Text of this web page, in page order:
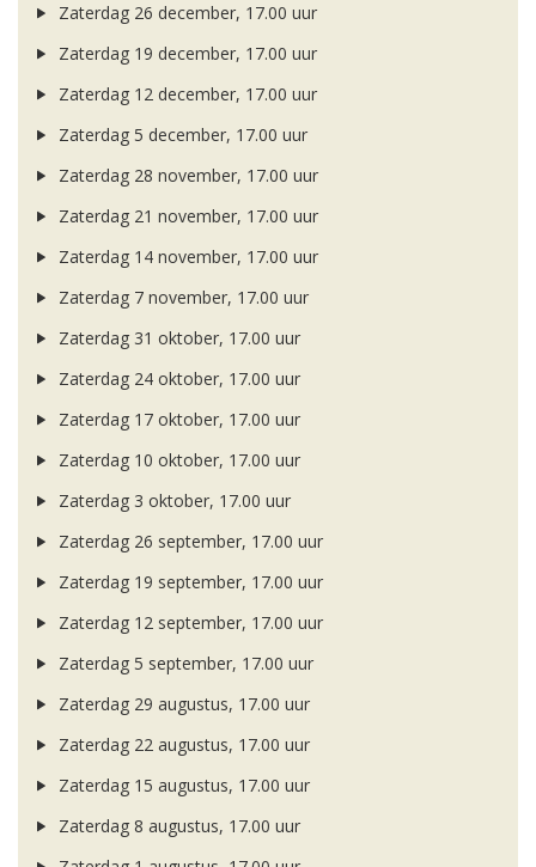
Zaterdag 26 december, 17.00 uur
Zaterdag 19 december, 17.00 uur
Zaterdag 12 december, 17.00 uur
Zaterdag 5 december, 17.00 uur
Zaterdag 28 november, 17.00 uur
Zaterdag 21 november, 17.00 uur
Zaterdag 14 november, 17.00 uur
Zaterdag 7 november, 17.00 uur
Zaterdag 31 oktober, 17.00 uur
Zaterdag 24 oktober, 17.00 uur
Zaterdag 17 oktober, 17.00 uur
Zaterdag 10 oktober, 17.00 uur
Zaterdag 3 oktober, 17.00 uur
Zaterdag 26 september, 17.00 uur
Zaterdag 19 september, 17.00 uur
Zaterdag 12 september, 17.00 uur
Zaterdag 5 september, 17.00 uur
Zaterdag 29 augustus, 17.00 uur
Zaterdag 22 augustus, 17.00 uur
Zaterdag 15 augustus, 17.00 uur
Zaterdag 8 augustus, 17.00 uur